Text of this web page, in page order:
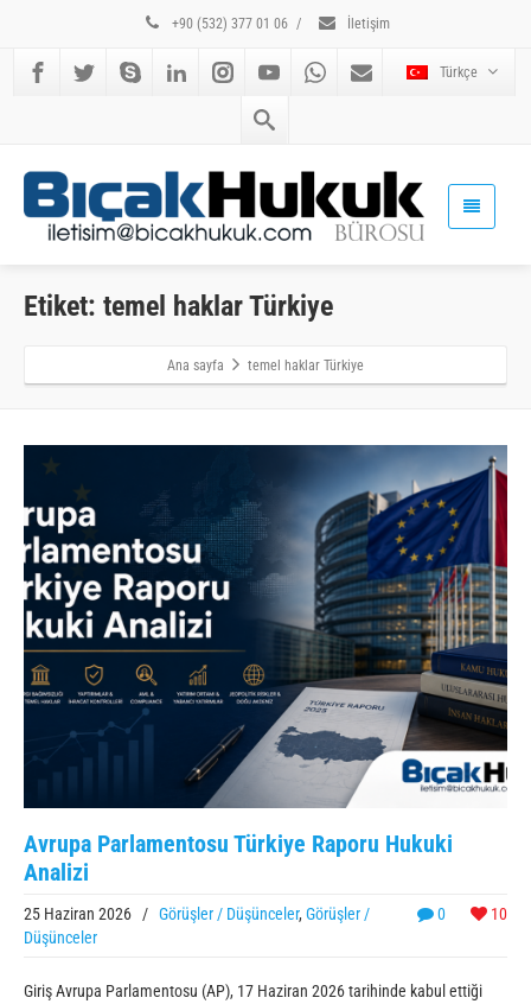
+90 (532) 377 01 06 / İletişim
Türkçe
Etiket: temel haklar Türkiye
Ana sayfa temel haklar Türkiye
Avrupa Parlamentosu Türkiye Raporu Hukuki
Analizi
0 10
25 Haziran 2026 / Görüşler / Düşünceler, Görüşler /
Düşünceler
Giriş Avrupa Parlamentosu (AP), 17 Haziran 2026 tarihinde kabul ettiği